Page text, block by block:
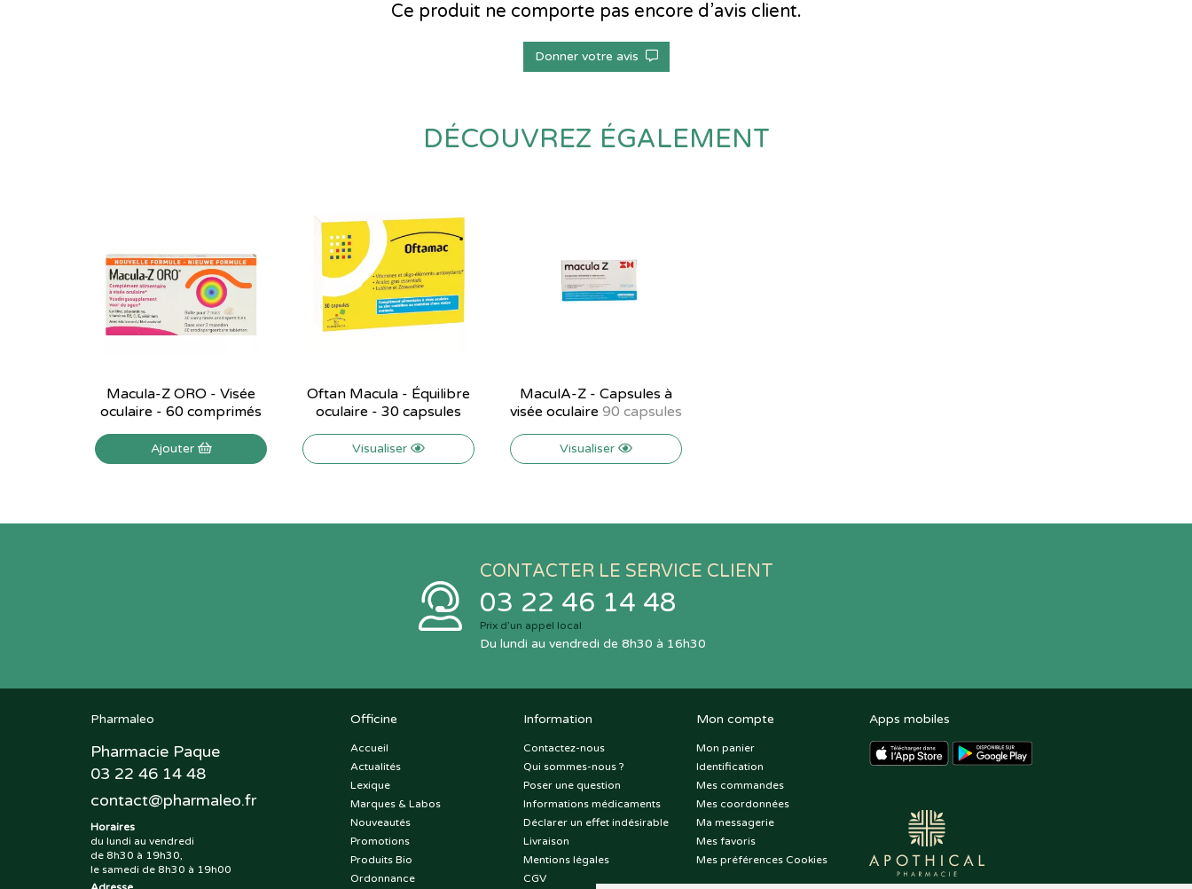
Ce produit ne comporte pas encore d’avis client.
Donner votre avis
DÉCOUVREZ ÉGALEMENT
Macula-Z ORO - Visée
oculaire - 60 comprimés
Ajouter
Oftan Macula - Équilibre
oculaire - 30 capsules
Visualiser
MaculA-Z - Capsules à
visée oculaire 90 capsules
Visualiser
CONTACTER LE SERVICE CLIENT
03 22 46 14 48
Prix d’un appel local
Du lundi au vendredi de 8h30 à 16h30
Pharmaleo
Pharmacie Paque
03 22 46 14 48
contact@pharmaleo.fr
Horaires
du lundi au vendredi
de 8h30 à 19h30,
le samedi de 8h30 à 19h00
Officine
Accueil
Actualités
Lexique
Marques & Labos
Nouveautés
Promotions
Produits Bio
Ordonnance
Information
Contactez-nous
Qui sommes-nous ?
Poser une question
Informations médicaments
Déclarer un effet indésirable
Livraison
Mentions légales
CGV
Mon compte
Mon panier
Identification
Mes commandes
Mes coordonnées
Ma messagerie
Mes favoris
Mes préférences Cookies
Apps mobiles